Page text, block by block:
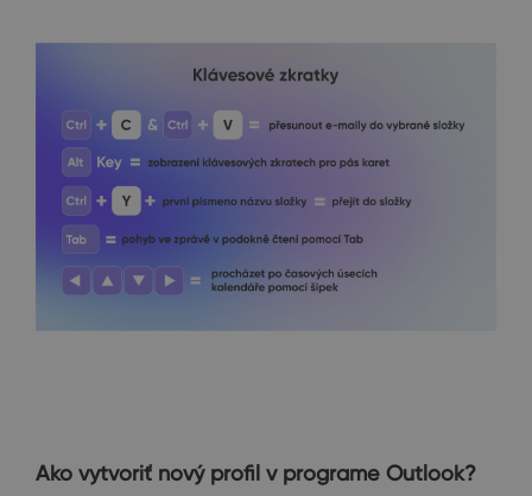
Ako vytvoriť nový profil v programe Outlook?